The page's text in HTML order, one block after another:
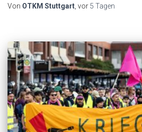
Von OTKM Stuttgart , vor 5 Tagen